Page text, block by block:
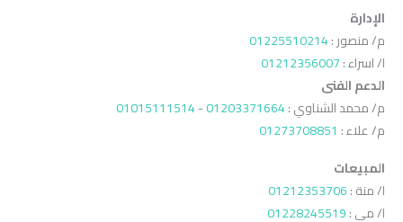
الإدارة
م/ منصور :01225510214
ا/ اسراء :01212356007
الدعم الفنى
م/ محمد الشناوي :01203371664
-
01015111514
م/ علاء : 01273708851
المبيعات
ا/ منة :01212353706
ا/ مي :01228245519